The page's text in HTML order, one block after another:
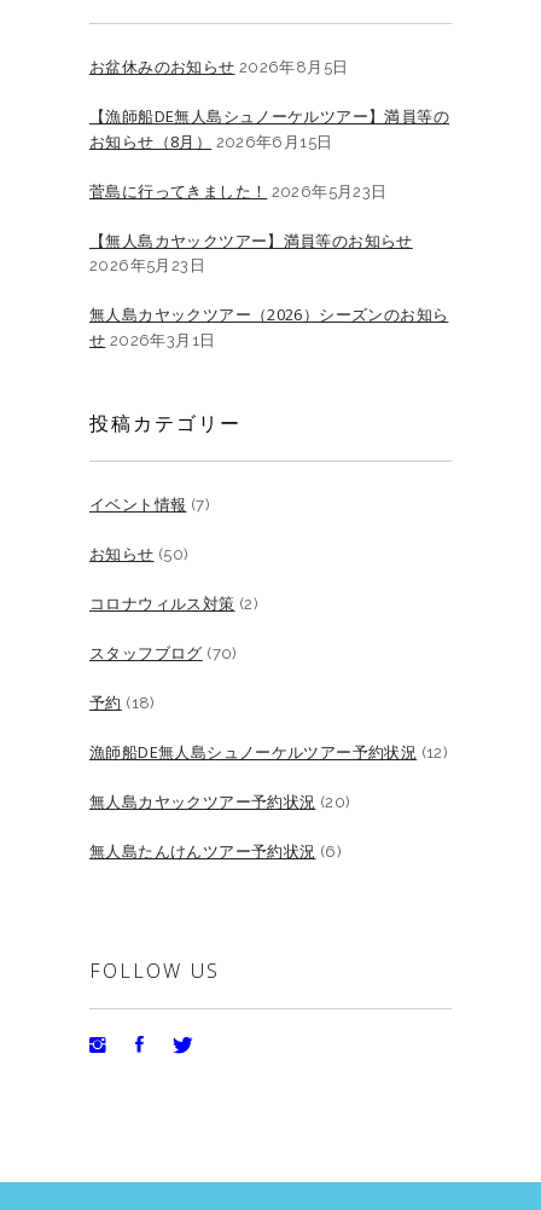
お盆休みのお知らせ 2026年8月5日
【漁師船DE無人島シュノーケルツアー】満員等の
お知らせ（8月）
2026年6月15日
菅島に行ってきました！ 2026年5月23日
【無人島カヤックツアー】満員等のお知らせ
2026年5月23日
無人島カヤックツアー（2026）シーズンのお知ら
せ 2026年3月1日
投稿カテゴリー
イベント情報 (7)
お知らせ (50)
コロナウィルス対策 (2)
スタッフブログ (70)
予約 (18)
漁師船DE無人島シュノーケルツアー予約状況 (12)
無人島カヤックツアー予約状況 (20)
無人島たんけんツアー予約状況 (6)
FOLLOW US